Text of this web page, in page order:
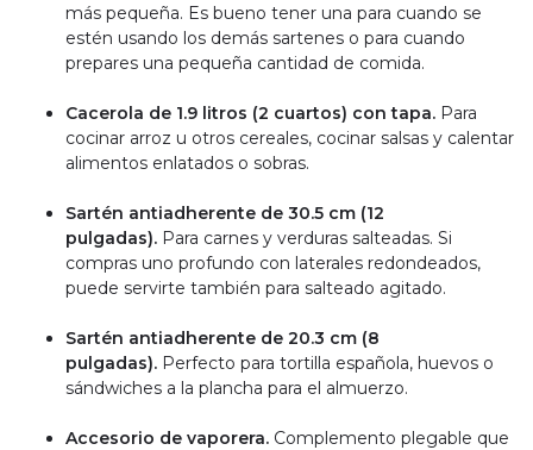
más pequeña. Es bueno tener una para cuando se
estén usando los demás sartenes o para cuando
prepares una pequeña cantidad de comida.
Cacerola de 1.9 litros (2 cuartos) con tapa. Para
cocinar arroz u otros cereales, cocinar salsas y calentar
alimentos enlatados o sobras.
Sartén antiadherente de 30.5 cm (12
pulgadas). Para carnes y verduras salteadas. Si
compras uno profundo con laterales redondeados,
puede servirte también para salteado agitado.
Sartén antiadherente de 20.3 cm (8
pulgadas). Perfecto para tortilla española, huevos o
sándwiches a la plancha para el almuerzo.
Accesorio de vaporera. Complemento plegable que